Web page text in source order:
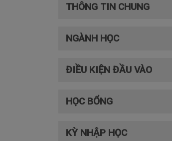
THÔNG TIN CHUNG
NGÀNH HỌC
ĐIỀU KIỆN ĐẦU VÀO
HỌC BỔNG
KỲ NHẬP HỌC